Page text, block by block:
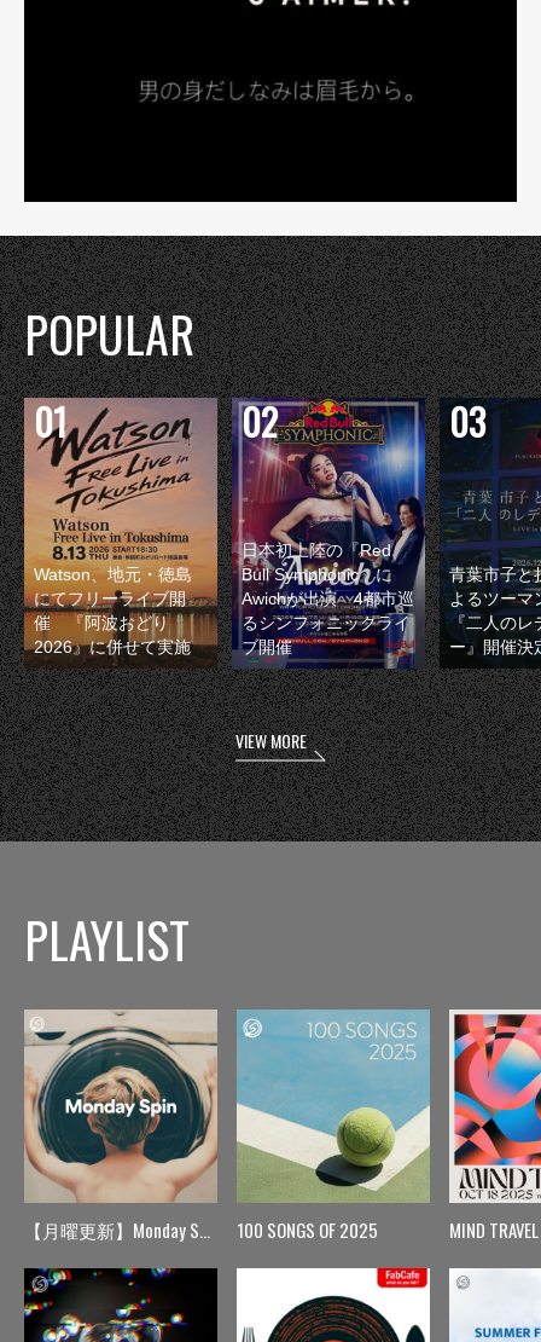
POPULAR
Watson、地元・徳島
にてフリーライブ開
催 『阿波おどり
2026』に併せて実施
日本初上陸の『Red
Bull Symphonic』に
Awichが出演 4都市巡
るシンフォニックライ
ブ開催
青葉市子と
よるツーマ
『二人のレ
ー』開催決
VIEW MORE
PLAYLIST
【月曜更新】Monday Spin 100 SONGS OF 2025 MIND TRAVEL